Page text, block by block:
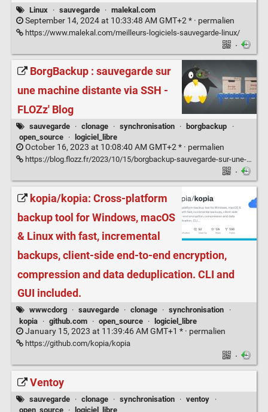
Linux · sauvegarde · malekal.com
September 14, 2024 at 10:33:48 AM GMT+2 * · permalien
https://www.malekal.com/meilleurs-logiciels-sauvegarde-linux/
·
BorgBackup : sauvegarde sur
une machine distante via SSH -
FLOZz' Blog
sauvegarde · clonage · synchronisation · borgbackup
·
open_source
· logiciel_libre
October 16, 2023 at 10:08:40 AM GMT+2 * · permalien
https://blog.flozz.fr/2023/10/15/borgbackup-sauvegarde-sur-une-machine-distante-via-ssh/
·
kopia/kopia: Cross-platform
backup tool for Windows, macOS
& Linux with fast, incremental
backups, client-side end-to-end encryption,
compression and data deduplication. CLI and
GUI included.
wwwcdorg · sauvegarde · clonage · synchronisation
·
kopia
· github.com · open_source · logiciel_libre
January 15, 2023 at 11:39:46 AM GMT+1 * · permalien
https://github.com/kopia/kopia
·
Ventoy
sauvegarde · clonage · synchronisation · ventoy
·
open_source
· logiciel_libre